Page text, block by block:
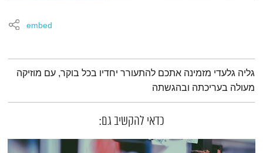
embed
תמצית הפודקאסט
גליה גלעדי מזמינה אתכם להתעורר יחדיו בכל בוקר, עם מוזיקה
מעולה בעריכתה ובהגשתה
כדאי להקשיב גם: